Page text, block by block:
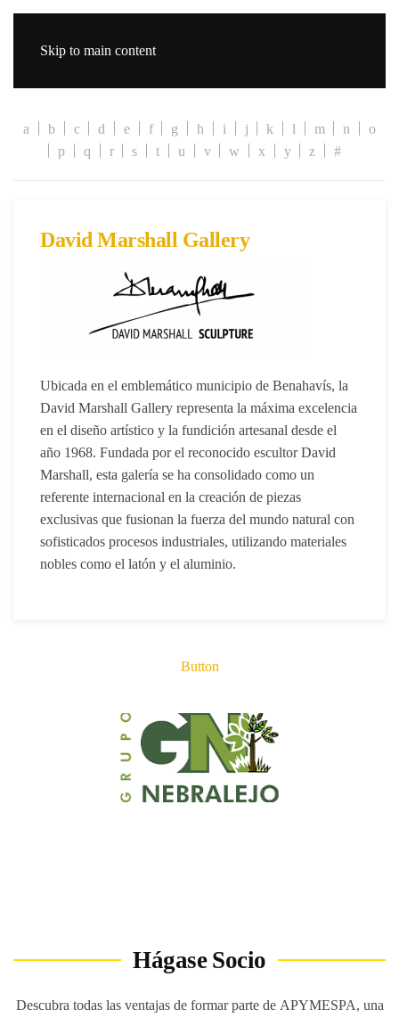
Skip to main content
a b c d e f g h i j k l m n
o
p
q r s t u v w x y z #
David Marshall Gallery
Ubicada en el emblemático municipio de Benahavís, la
David Marshall Gallery representa la máxima excelencia
en el diseño artístico y la fundición artesanal desde el
año 1968. Fundada por el reconocido escultorDavid
Marshall, esta galería se ha consolidado como un
referente internacional en la creación de piezas
exclusivas que fusionan la fuerza del mundo natural con
sofisticados procesos industriales, utilizando materiales
nobles como el latón y el aluminio.
Button
Hágase Socio
Descubra todas las ventajas de formar parte de APYMESPA, una